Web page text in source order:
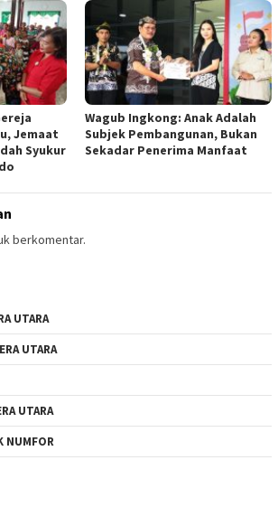
Jemaat
Syukur
Wagub Ingkong: Anak Adalah
Subjek Pembangunan, Bukan
Sekadar Penerima Manfaat
berkomentar.
UTARA
UTARA
UTARA
NUMFOR